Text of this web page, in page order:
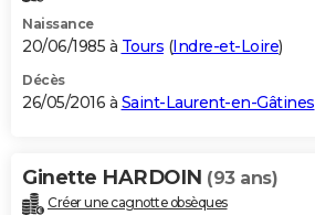
Naissance
20/06/1985 à Tours (Indre-et-Loire)
Décès
26/05/2016 à Saint-Laurent-en-Gâtines
Ginette HARDOIN (93 ans)
Créer une cagnotte obsèques